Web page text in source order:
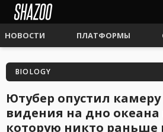
НОВОСТИ ПЛАТФОРМЫ
BIOLOGY
Ютубер опустил
видения на дно океана
которую никто раньше